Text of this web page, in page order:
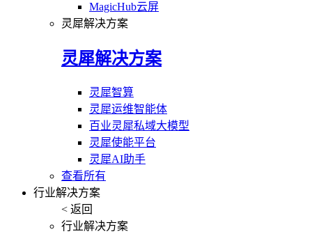
MagicHub云屏
灵犀解决方案
灵犀解决方案
灵犀智算
灵犀运维智能体
百业灵犀私域大模型
灵犀使能平台
灵犀AI助手
查看所有
行业解决方案
< 返回
行业解决方案